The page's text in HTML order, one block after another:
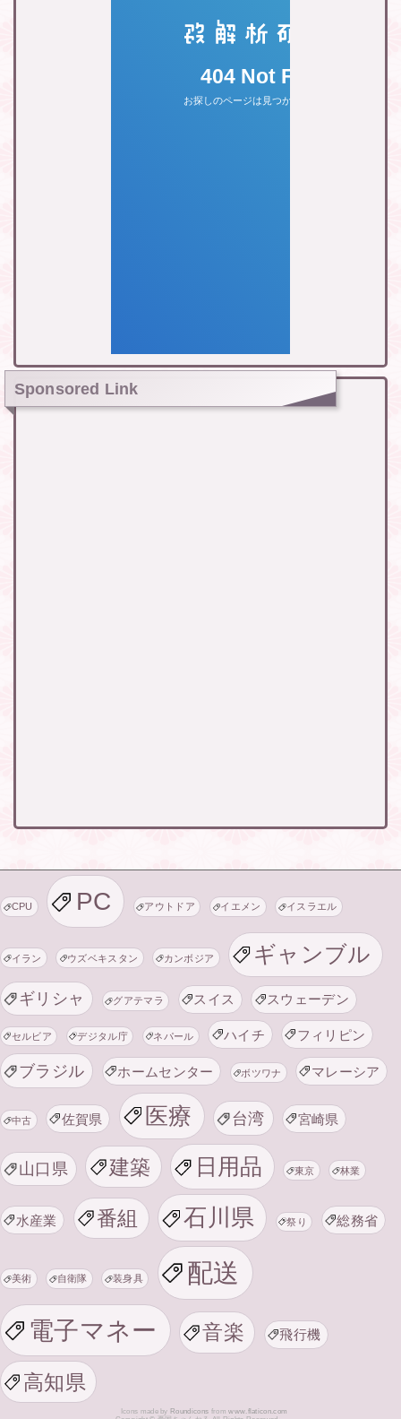
Sponsored Link
CPU PC アウトドア イエメン イスラエル
イラン ウズベキスタン カンボジア ギャンブル
ギリシャ グアテマラ スイス スウェーデン
セルビア デジタル庁 ネパール ハイチ フィリピン
ブラジル ホームセンター ボツワナ マレーシア
中古 佐賀県 医療 台湾 宮崎県
山口県 建築 日用品 東京 林業
水産業 番組 石川県 祭り 総務省
美術 自衛隊 装身具 配送
電子マネー 音楽 飛行機
高知県
Icons made by Roundicons fromwww.flaticon.com